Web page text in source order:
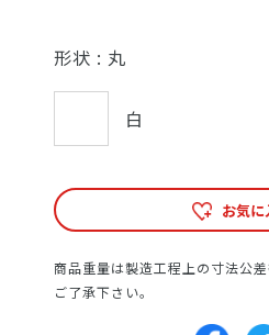
形状 : 丸
白
お気
商品重量は製造工程上の寸法公
ご了承下さい。